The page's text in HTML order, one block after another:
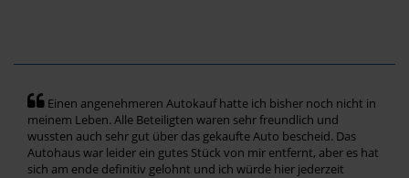
Einen angenehmeren Autokauf hatte ich bisher noch nicht in
meinem Leben. Alle Beteiligten waren sehr freundlich und
wussten auch sehr gut über das gekaufte Auto bescheid. Das
Autohaus war leider ein gutes Stück von mir entfernt, aber es hat
sich am ende definitiv gelohnt und ich würde hier jederzeit